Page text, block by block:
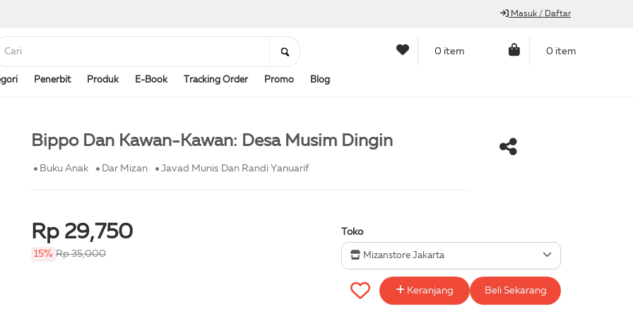
Masuk / Daftar
0 item 0 item
Penerbit Produk E-Book Tracking Order Promo Blog
Bippo Dan Kawan-Kawan: Desa Musim Dingin
Buku Anak Dar Mizan Javad Munis Dan Randi Yanuarif
Rp 29,750
15% Rp 35,000
Toko
Mizanstore Jakarta
Keranjang Beli Sekarang